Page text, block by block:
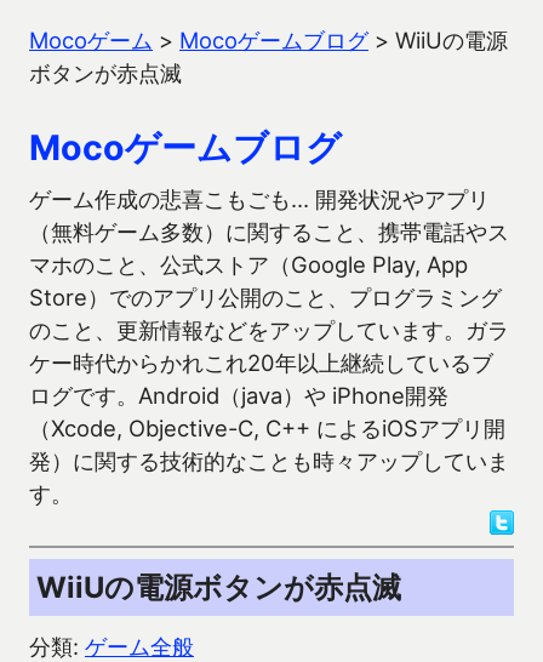
Mocoゲーム > Mocoゲームブログ> WiiUの電源
ボタンが赤点滅
Mocoゲームブログ
ゲーム作成の悲喜こもごも… 開発状況やアプリ
（無料ゲーム多数）に関すること、携帯電話やス
マホのこと、公式ストア（Google Play, App
Store）でのアプリ公開のこと、プログラミング
のこと、更新情報などをアップしています。ガラ
ケー時代からかれこれ20年以上継続しているブ
ログです。Android（java）や iPhone開発
（Xcode, Objective-C, C++ によるiOSアプリ開
発）に関する技術的なことも時々アップしていま
す。
WiiUの電源ボタンが赤点滅
分類: ゲーム全般